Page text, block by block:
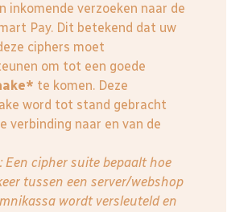
inkomende verzoeken naar de
Pay. Dit betekend dat uw
ciphers moet
om tot een goede
te komen. Deze
word tot stand gebracht
verbinding naar en van de
: Een cipher suite bepaalt hoe
tussen een server/webshop
wordt versleuteld en